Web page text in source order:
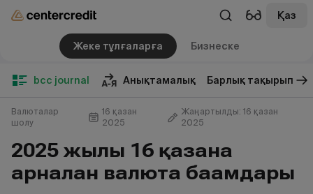
Қаз
Жеке тұлғаларға Бизнеске
bcc journal Анықтамалық Барлық тақырып
Валюталар
шолу
16 қазан
2025
Жаңартылды: 16 қазан
2025
2025 жылғы 16 қазанға
арналған валюта бағамдары